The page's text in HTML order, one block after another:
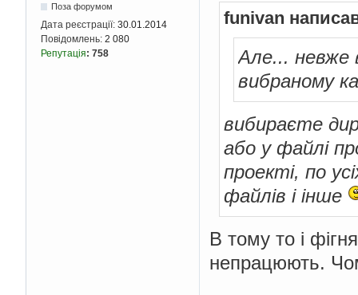
Поза форумом
Дата реєстрації: 30.01.2014
Повідомлень: 2 080
Репутація: 758
funivan
Але...
вибраному
вибираєте
або у файлі
проекті, по
файлів і інше
В тому то і
непрацюють.